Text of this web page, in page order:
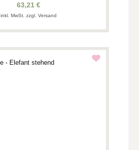
63,21 €
inkl. MwSt. zzgl. Versand